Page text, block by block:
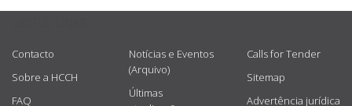
Contacto
Sobre a HCCH
FAQ
Notícias e Eventos
(Arquivo)
Últimas
Calls for Tender
Sitemap
Advertência jurídica